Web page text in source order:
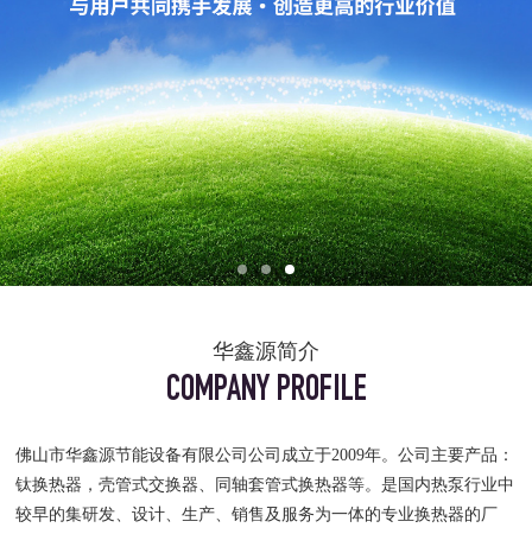
华鑫源简介
COMPANY PROFILE
佛山市华鑫源节能设备有限公司公司成立于2009年。公司主要产品：
钛换热器，壳管式交换器、同轴套管式换热器等。是国内热泵行业中
较早的集研发、设计、生产、销售及服务为一体的专业换热器的厂